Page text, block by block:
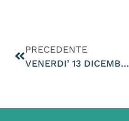
PRECEDENTE
VENERDI’ 13 DICEMBRE, ALLE 12.30 CIRCA SARÒ OSPITE DELLA TRASMISSIONE ROSSO E NERO IN DIRETTA SU TELENUOVO